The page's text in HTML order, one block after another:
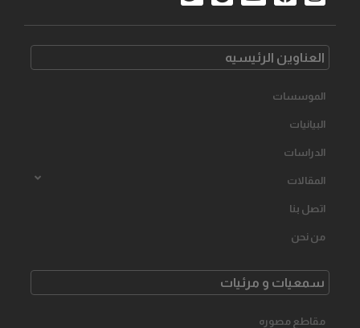
العناوین الرئیسیه
الموسسات
البیانیات
الدراسات
المقالات
اتصل بنا
من نحن
سمعیات و مرئیات
مقاطع مصوره